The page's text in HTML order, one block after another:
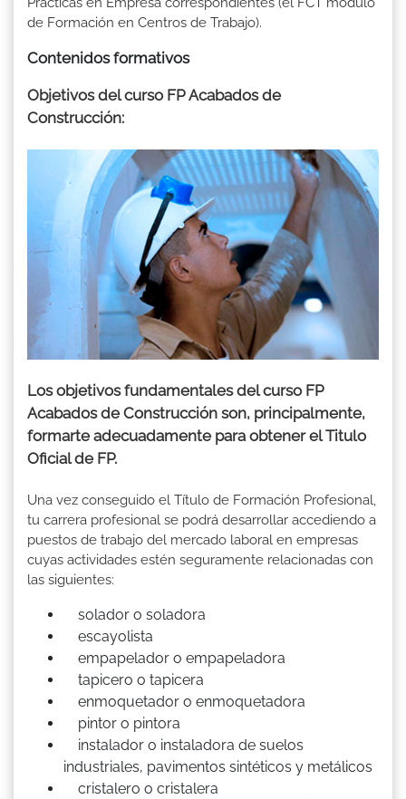
de Formación en Centros de Trabajo).
Contenidos formativos
Objetivos del curso FP Acabados de
Construcción:
Los objetivos fundamentales del curso FP
Acabados de Construcción son, principalmente,
formarte adecuadamente para obtener el Titulo
Oficial de FP.
Una vez conseguido el Título de Formación Profesional,
tu carrera profesional se podrá desarrollar accediendo a
puestos de trabajo del mercado laboral en empresas
cuyas actividades estén seguramente relacionadas con
las siguientes:
solador o soladora
escayolista
empapelador o empapeladora
tapicero o tapicera
enmoquetador o enmoquetadora
pintor o pintora
instalador o instaladora de suelos
industriales, pavimentos sintéticos y metálicos
cristalero o cristalera